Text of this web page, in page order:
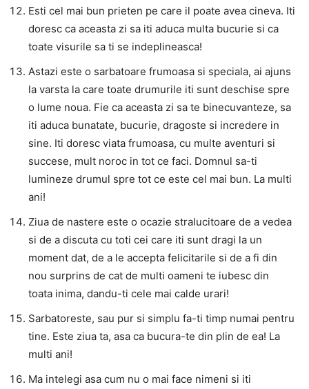
Esti cel mai bun prieten pe care il poate avea cineva. Iti
doresc ca aceasta zi sa iti aduca multa bucurie si ca
toate visurile sa ti se indeplineasca!
Astazi este o sarbatoare frumoasa si speciala, ai ajuns
la varsta la care toate drumurile iti sunt deschise spre
o lume noua. Fie ca aceasta zi sa te binecuvanteze, sa
iti aduca bunatate, bucurie, dragoste si incredere in
sine. Iti doresc viata frumoasa, cu multe aventuri si
succese, mult noroc in tot ce faci. Domnul sa-ti
lumineze drumul spre tot ce este cel mai bun. La multi
ani!
Ziua de nastere este o ocazie stralucitoare de a vedea
si de a discuta cu toti cei care iti sunt dragi la un
moment dat, de a le accepta felicitarile si de a fi din
nou surprins de cat de multi oameni te iubesc din
toata inima, dandu-ti cele mai calde urari!
Sarbatoreste, sau pur si simplu fa-ti timp numai pentru
tine. Este ziua ta, asa ca bucura-te din plin de ea! La
multi ani!
Ma intelegi asa cum nu o mai face nimeni si iti